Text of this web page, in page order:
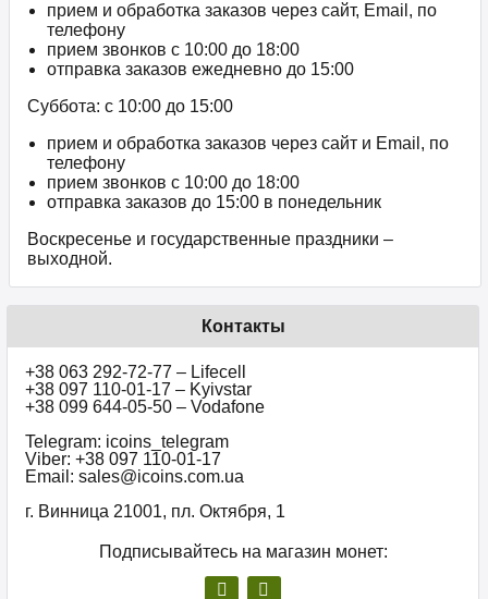
прием и обработка заказов через сайт, Email, по
телефону
прием звонков c 10:00 до 18:00
отправка заказов ежедневно до 15:00
Суббота: с 10:00 до 15:00
прием и обработка заказов через сайт и Email, по
телефону
прием звонков c 10:00 до 18:00
отправка заказов до 15:00 в понедельник
Воскресенье и государственные праздники –
выходной.
Контакты
+38 063 292-72-77 – Lifecell
+38 097 110-01-17 – Kyivstar
+38 099 644-05-50 – Vodafone
Telegram: icoins_telegram
Viber: +38 097 110-01-17
Email: sales@icoins.com.ua
г. Винница 21001, пл. Октября, 1
Подписывайтесь на магазин монет: